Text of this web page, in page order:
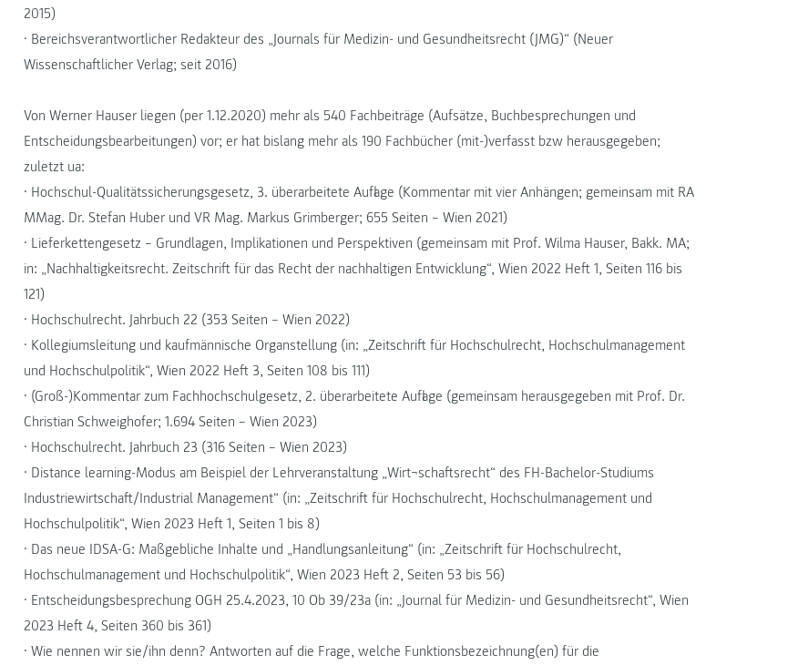
2015)
• Bereichsverantwortlicher Redakteur des „Journals für Medizin- und Gesundheitsrecht (JMG)“ (Neuer
Wissenschaftlicher Verlag; seit 2016)
Von Werner Hauser liegen (per 1.12.2020) mehr als 540 Fachbeiträge (Aufsätze, Buchbe­sprechungen und
Entscheidungsbearbeitungen) vor; er hat bislang mehr als 190 Fachbücher (mit-)verfasst bzw herausgegeben;
zuletzt ua:
• Hochschul-Qualitätssicherungsgesetz, 3. überarbeitete Auflage (Kommentar mit vier Anhängen; gemeinsam mit RA
MMag. Dr. Stefan Huber und VR Mag. Markus Grimberger; 655 Seiten – Wien 2021)
• Lieferkettengesetz – Grundlagen, Implikationen und Perspektiven (gemeinsam mit Prof. Wilma Hauser, Bakk. MA;
in: „Nachhaltigkeitsrecht. Zeitschrift für das Recht der nachhaltigen Entwicklung“, Wien 2022 Heft 1, Seiten 116 bis
121)
• Hochschulrecht. Jahrbuch 22 (353 Seiten – Wien 2022)
• Kollegiumsleitung und kaufmännische Organstellung (in: „Zeitschrift für Hochschulrecht, Hochschulmanagement
und Hochschulpolitik“, Wien 2022 Heft 3, Seiten 108 bis 111)
• (Groß-)Kommentar zum Fachhochschulgesetz, 2. überarbeitete Auflage (gemeinsam herausgegeben mit Prof. Dr.
Christian Schweighofer; 1.694 Seiten – Wien 2023)
• Hochschulrecht. Jahrbuch 23 (316 Seiten – Wien 2023)
• Distance learning-Modus am Beispiel der Lehrveranstaltung „Wirt¬schaftsrecht“ des FH-Bachelor-Studiums
Industriewirtschaft/Industrial Management“ (in: „Zeitschrift für Hochschulrecht, Hochschulmanagement und
Hochschulpolitik“, Wien 2023 Heft 1, Seiten 1 bis 8)
• Das neue IDSA-G: Maßgebliche Inhalte und „Handlungsanleitung“ (in: „Zeitschrift für Hochschulrecht,
Hochschulmanagement und Hochschulpolitik“, Wien 2023 Heft 2, Seiten 53 bis 56)
• Entscheidungsbesprechung OGH 25.4.2023, 10 Ob 39/23a (in: „Journal für Medizin- und Gesundheitsrecht“, Wien
2023 Heft 4, Seiten 360 bis 361)
• Wie nennen wir sie/ihn denn? Antworten auf die Frage, welche Funktionsbezeichnung(en) für die